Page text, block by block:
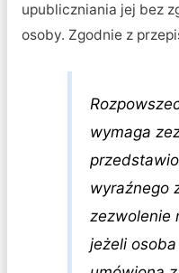
upubliczniania jej bez
osoby. Zgodnie z
wymaga
wyraźnego
zezwolenie
jeżeli osoba